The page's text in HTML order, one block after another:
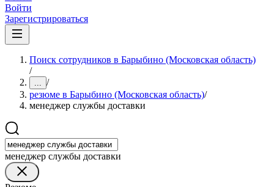
Войти
Зарегистрироваться
Поиск сотрудников в Барыбино (Московская область)
/
... /
резюме в Барыбино (Московская область)/
менеджер службы доставки
менеджер службы доставки